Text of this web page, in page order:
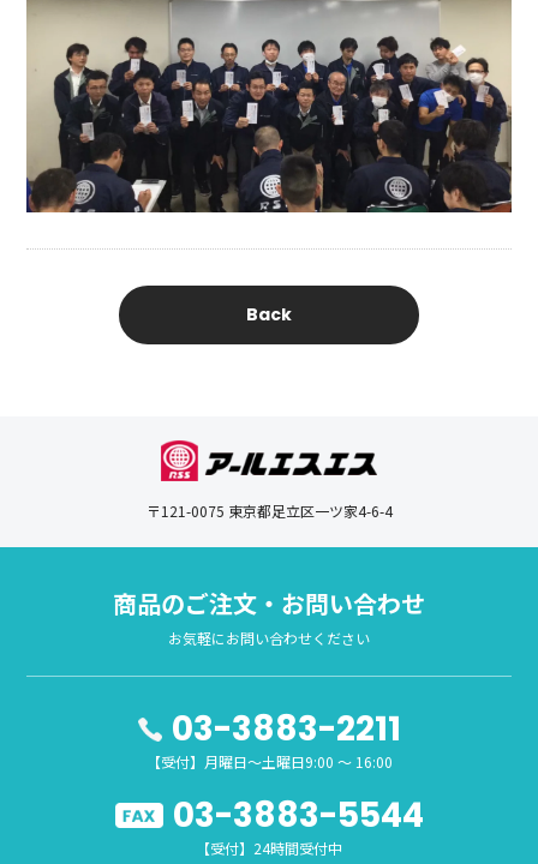
Back
〒121-0075 東京都足立区一ツ家4-6-4
商品のご注文・お問い合わせ
お気軽にお問い合わせください
03-3883-2211
【受付】月曜日～土曜日9:00 ～ 16:00
03-3883-5544
【受付】24時間受付中